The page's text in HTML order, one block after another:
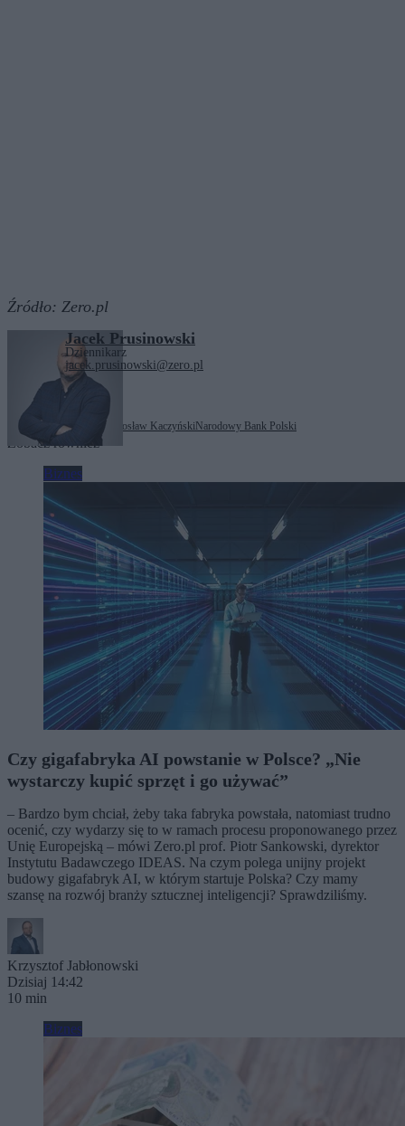
Źródło: Zero.pl
Jacek Prusinowski
Dziennikarz
jacek.prusinowski@zero.pl
Tagi: Adam Glapiński Jarosław KaczyńskiNarodowy Bank Polski
Zobacz również
Biznes
Czy gigafabryka AI powstanie w Polsce? „Nie
wystarczy kupić sprzęt i go używać”
– Bardzo bym chciał, żeby taka fabryka powstała, natomiast trudno
ocenić, czy wydarzy się to w ramach procesu proponowanego przez
Unię Europejską – mówi Zero.pl prof. Piotr Sankowski, dyrektor
Instytutu Badawczego IDEAS. Na czym polega unijny projekt
budowy gigafabryk AI, w którym startuje Polska? Czy mamy
szansę na rozwój branży sztucznej inteligencji? Sprawdziliśmy.
Krzysztof Jabłonowski
Dzisiaj 14:42
10 min
Biznes